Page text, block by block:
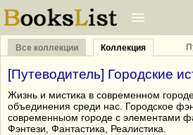
Все коллекции Коллекция
[Путеводитель] Городские
Жизнь и мистика в современном
объединения среди нас. Городское
современныом городе с элементами
Фэнтези, Фантастика, Реалистика.